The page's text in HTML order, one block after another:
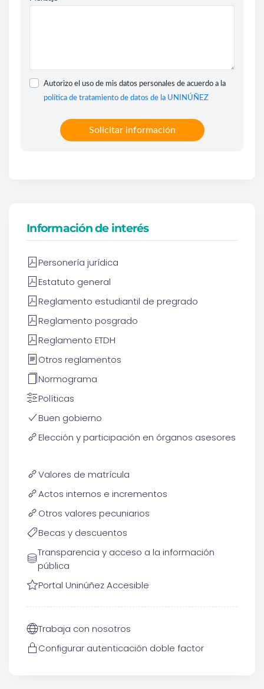
Información de interés
Personería jurídica
Estatuto general
Reglamento estudiantil de pregrado
Reglamento posgrado
Reglamento ETDH
Otros reglamentos
Normograma
Políticas
Buen gobierno
Elección y participación en órganos asesores
Valores de matrícula
Actos internos e incrementos
Otros valores pecuniarios
Becas y descuentos
Transparencia y acceso a la información
pública
Portal Uninúñez Accesible
Trabaja con nosotros
Configurar autenticación doble factor